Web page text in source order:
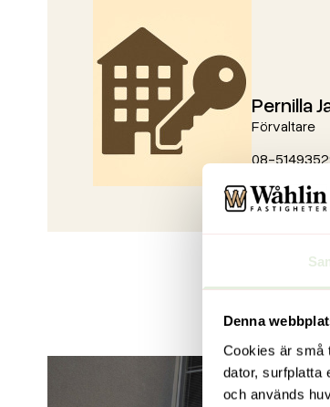
Denna
Cookies är små
dator, surfplatta
och används
Pernilla
Förvaltare
08-